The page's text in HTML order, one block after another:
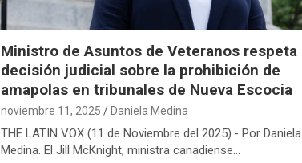
Ministro de Asuntos de Veteranos respeta
decisión judicial sobre la prohibición de
amapolas en tribunales de Nueva Escocia
noviembre 11, 2025 Daniela Medina
THE LATIN VOX (11 de Noviembre del 2025).- Por Daniela
Medina. El Jill McKnight, ministra canadiense…